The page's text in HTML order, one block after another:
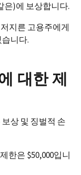
은)에 보상합니다.
지른 고용주에게
니다.
대한 제
상 및 징벌적 손
한은 $50,000입니